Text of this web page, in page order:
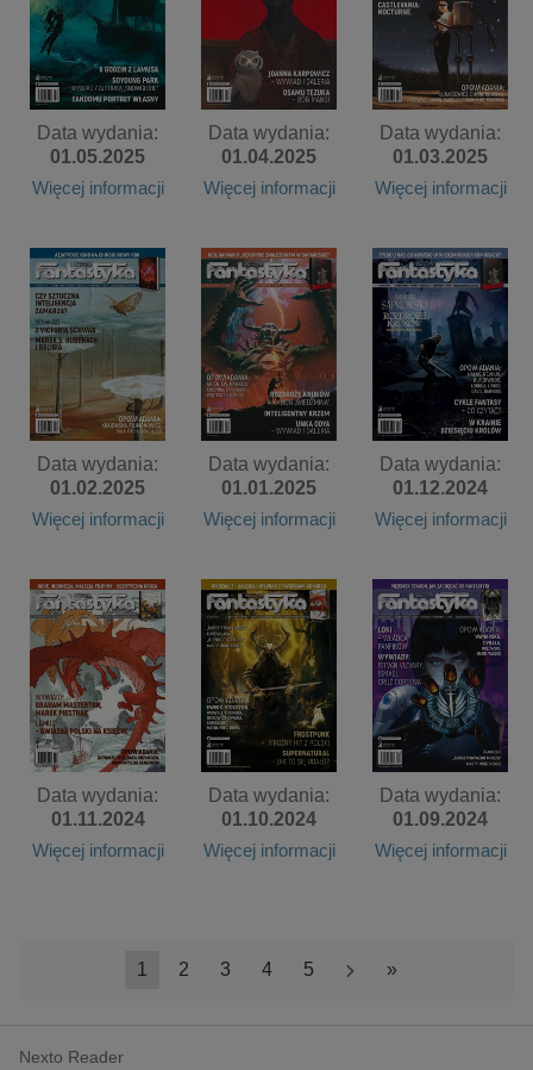
Data wydania:
01.05.2025
Więcej informacji
Data wydania:
01.04.2025
Więcej informacji
Data wydania:
01.03.2025
Więcej informacji
Data wydania:
01.02.2025
Więcej informacji
Data wydania:
01.01.2025
Więcej informacji
Data wydania:
01.12.2024
Więcej informacji
Data wydania:
01.11.2024
Więcej informacji
Data wydania:
01.10.2024
Więcej informacji
Data wydania:
01.09.2024
Więcej informacji
1 2 3 4 5 > »
Nexto Reader